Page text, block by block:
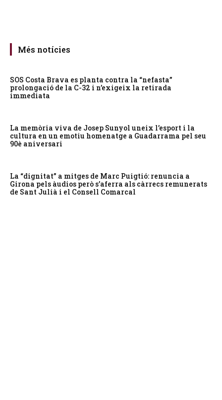
Més notícies
SOS Costa Brava es planta contra la “nefasta”
prolongació de la C-32 i n’exigeix la retirada
immediata
La memòria viva de Josep Sunyol uneix l’esport i la
cultura en un emotiu homenatge a Guadarrama pel seu
90è aniversari
La “dignitat” a mitges de Marc Puigtió: renuncia a
Girona pels àudios però s’aferra als càrrecs remunerats
de Sant Julià i el Consell Comarcal